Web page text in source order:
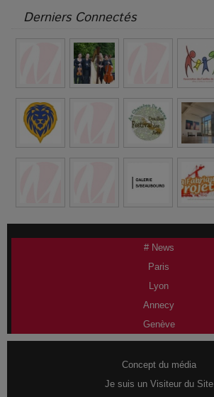
Derniers Connectés
# News
Paris
Lyon
Annecy
Genève
Concept du média
Je suis un Visiteur du Site